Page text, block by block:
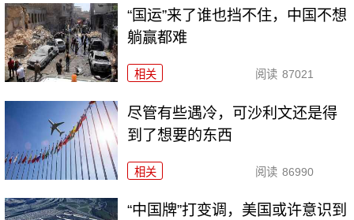
“国运”来了谁也挡不住，中国不想
躺赢都难
相关 阅读 87021
尽管有些遇冷，可沙利文还是得
到了想要的东西
相关 阅读 86990
“中国牌”打变调，美国或许意识到